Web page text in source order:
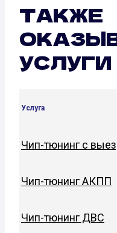
ТАКЖЕ
УСЛУГИ
Услуга
Чип-тюнинг с
Чип-тюнинг АКПП
Чип-тюнинг ДВС